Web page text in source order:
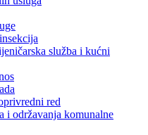
služba i kućni
red
i održavanja komunalne